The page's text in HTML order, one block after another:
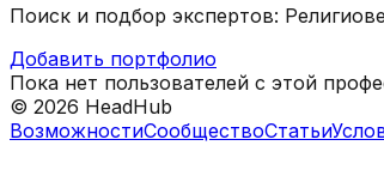
Поиск и подбор экспертов:
Добавить портфолио
Пока нет пользователей с этой
© 2026 HeadHub
ВозможностиСообществоСтатьи